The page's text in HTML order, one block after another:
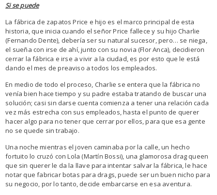
Si se puede
La fábrica de zapatos Price e hijo es el marco principal de esta
historia, que inicia cuando el señor Price fallece y su hijo Charlie
(Fernando Dente), debería ser su natural sucesor, pero… se niega,
el sueña con irse de ahí, junto con su novia (Flor Anca), decidieron
cerrar la fábrica e irse a vivir a la ciudad, es por esto que le está
dando el mes de preaviso a todos los empleados.
En medio de todo el proceso, Charlie se entera que la fábrica no
venía bien hace tiempo y su padre estaba tratando de buscar una
solución; casi sin darse cuenta comienza a tener una relación cada
vez más estrecha con sus empleados, hasta el punto de querer
hacer algo para no tener que cerrar por ellos, para que esa gente
no se quede sin trabajo.
Una noche mientras el joven caminaba por la calle, un hecho
fortuito lo cruzó con Lola (Martín Bossi), una glamorosa drag queen
que sin querer le da la llave para intentar salvar la fábrica, le hace
notar que fabricar botas para drags, puede ser un buen nicho para
su negocio, por lo tanto, decide embarcarse en esa aventura.